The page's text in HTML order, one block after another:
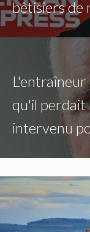
bêtisiers de
qu'il perdait
intervenu